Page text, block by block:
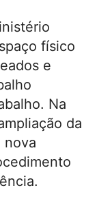
físico
e
Na
da
nova